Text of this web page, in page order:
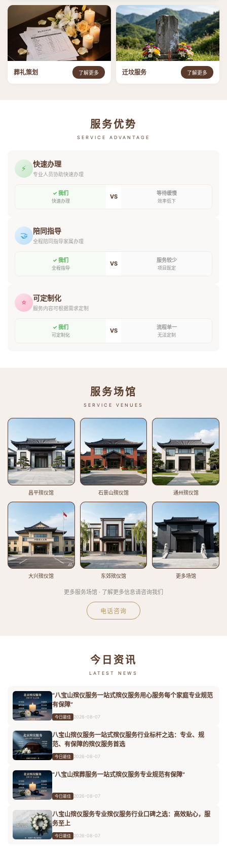
葬礼策划 了解更多 迁坟服务 了解更多
服务优势
SERVICE ADVANTAGE
⚡ 快速办理
专业人员协助快速办理
✓ 我们
快速办理
VS 等待缓慢
效率低下
🤝 陪同指导
全程陪同指导家属办理
✓ 我们
全程指导
VS 服务较少
项目既定
⭐ 可定制化
服务内容可根据需求定制
✓ 我们
可定制化
VS 流程单一
无法定制
服务场馆
SERVICE VENUES
昌平殡仪馆 石景山殡仪馆 通州殡仪馆
大兴殡仪馆 东郊殡仪馆 更多场馆
更多服务场馆 · 了解更多信息请咨询我们
电话咨询
今日资讯
LATEST NEWS
“八宝山殡仪服务一站式殡仪服务用心服务每个家庭专业规范
有保障”
今日最佳 2026-08-07
八宝山殡仪服务一站式殡仪服务行业标杆之选：专业、规
范、有保障的殡仪服务首选
今日最佳 2026-08-07
“八宝山殡葬服务一站式殡仪服务专业规范有保障”
今日最佳 2026-08-07
八宝山殡仪服务专业殡仪服务行业口碑之选：高效贴心，服
务至上
今日最佳 2026-08-07